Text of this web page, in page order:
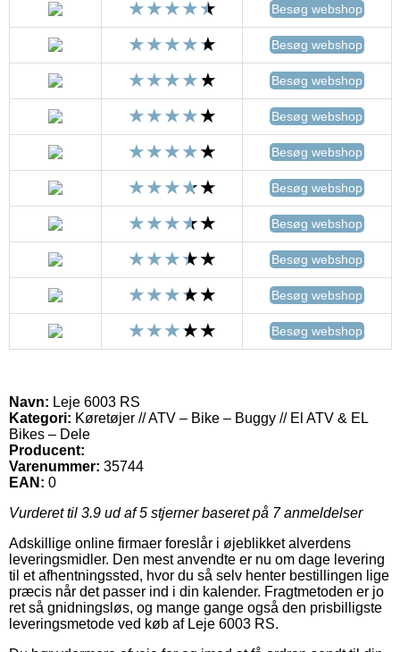
Besøg webshop
Besøg webshop
Besøg webshop
Besøg webshop
Besøg webshop
Besøg webshop
Besøg webshop
Besøg webshop
Besøg webshop
Besøg webshop
Navn: Leje 6003 RS
Kategori: Køretøjer // ATV – Bike – Buggy // El ATV & EL
Bikes – Dele
Producent:
Varenummer: 35744
EAN: 0
Vurderet til 3.9 ud af 5 stjerner baseret på 7anmeldelser
Adskillige online firmaer foreslår i øjeblikket alverdens
leveringsmidler. Den mest anvendte er nu om dage levering
til et afhentningssted, hvor du så selv henter bestillingen lige
præcis når det passer ind i din kalender. Fragtmetoden er jo
ret så gnidningsløs, og mange gange også den prisbilligste
leveringsmetode ved køb af Leje 6003 RS.